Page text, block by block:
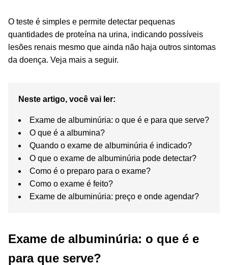
O teste é simples e permite detectar pequenas
quantidades de proteína na urina, indicando possíveis
lesões renais mesmo que ainda não haja outros sintomas
da doença. Veja mais a seguir.
Neste artigo, você vai ler:
Exame de albuminúria: o que é e para que serve?
O que é a albumina?
Quando o exame de albuminúria é indicado?
O que o exame de albuminúria pode detectar?
Como é o preparo para o exame?
Como o exame é feito?
Exame de albuminúria: preço e onde agendar?
Exame de albuminúria: o que é e
para que serve?